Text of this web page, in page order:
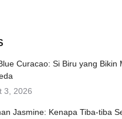
Curacao: Si Biru yang Bikin
3, 2026
Jasmine: Kenapa Tiba-tiba